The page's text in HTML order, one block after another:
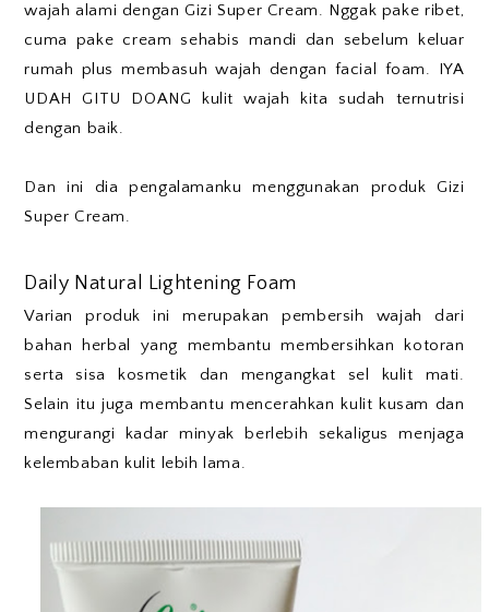
wajah alami dengan Gizi Super Cream. Nggak pake ribet,
cuma pake cream sehabis mandi dan sebelum keluar
rumah plus membasuh wajah dengan facial foam. IYA
UDAH GITU DOANG kulit wajah kita sudah ternutrisi
dengan baik.
Dan ini dia pengalamanku menggunakan produk Gizi
Super Cream.
Daily Natural Lightening Foam
Varian produk ini merupakan pembersih wajah dari
bahan herbal yang membantu membersihkan kotoran
serta sisa kosmetik dan mengangkat sel kulit mati.
Selain itu juga membantu mencerahkan kulit kusam dan
mengurangi kadar minyak berlebih sekaligus menjaga
kelembaban kulit lebih lama.